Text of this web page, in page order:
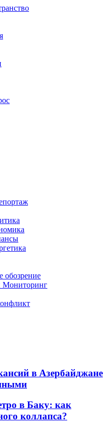
обозрение
Мониторинг
в Азербайджане
в Баку: как
коллапса?